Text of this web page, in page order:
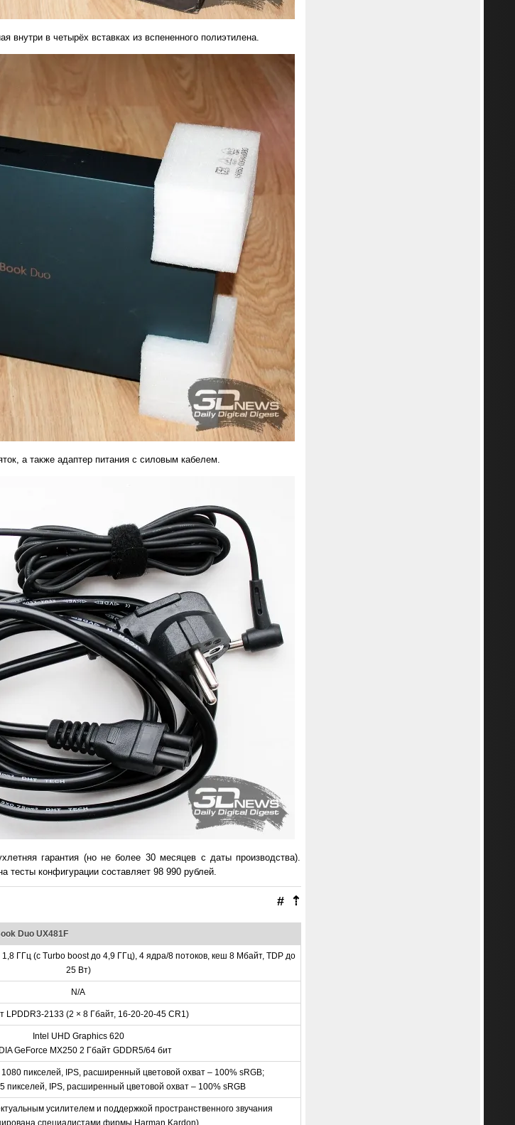
внутри в четырёх вставках из вспененного полиэтилена.
а также адаптер питания с силовым кабелем.
гарантия (но не более 30 месяцев с даты производства).
тесты конфигурации составляет 98 990 рублей.
⇡
#
Duo UX481F
ГГц (с Turbo boost до 4,9 ГГц), 4 ядра/8 потоков, кеш 8 Мбайт, TDP до
25 Вт)
N/A
LPDDR3-2133 (2 × 8 Гбайт, 16-20-20-45 CR1)
Intel UHD Graphics 620
GeForce MX250 2 Гбайт GDDR5/64 бит
пикселей, IPS, расширенный цветовой охват – 100% sRGB;
пикселей, IPS, расширенный цветовой охват – 100% sRGB
усилителем и поддержкой пространственного звучания
специалистами фирмы Harman Kardon)